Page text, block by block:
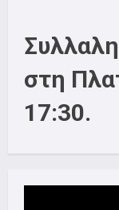
στη
17:30.